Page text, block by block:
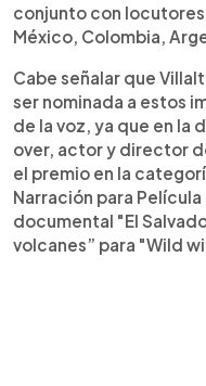
conjunto con
México, Colombia,
Cabe señalar que
ser nominada a estos
de la voz, ya que en la
over, actor y director
el premio en la
Narración para
documental "El
volcanes” para "Wild